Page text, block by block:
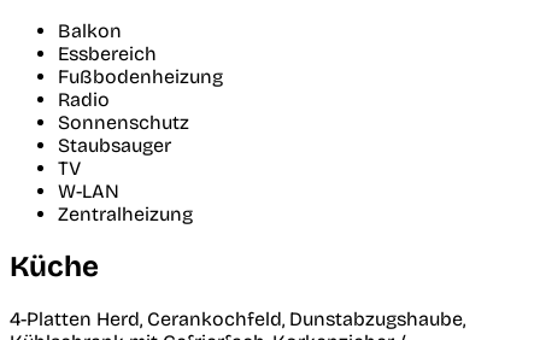
Balkon
Essbereich
Fußbodenheizung
Radio
Sonnenschutz
Staubsauger
TV
W-LAN
Zentralheizung
Küche
4-Platten Herd, Cerankochfeld, Dunstabzugshaube,